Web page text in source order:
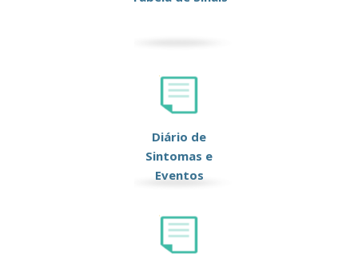
Diário de
Sintomas e
Eventos